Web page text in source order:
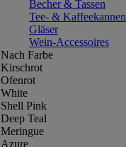
Becher & Tassen
Tee- & Kaffeekannen
Gläser
Wein-Accessoires
Nach Farbe
Kirschrot
Ofenrot
White
Shell Pink
Deep Teal
Meringue
Azure